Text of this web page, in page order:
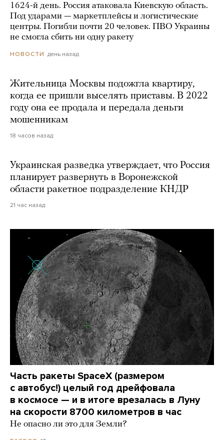
1624-й день. Россия атаковала Киевскую область.
Под ударами — маркетплейсы и логистические
центры. Погибли почти 20 человек. ПВО Украины
не смогла сбить ни одну ракету
НОВОСТИ день назад
Жительница Москвы подожгла квартиру,
когда ее пришли выселять приставы. В 2022
году она ее продала и передала деньги
мошенникам
18 часов назад
Украинская разведка утверждает, что Россия
планирует развернуть в Воронежской
области ракетное подразделение КНДР
21 час назад
Часть ракеты SpaceX (размером
с автобус!) целый год дрейфовала
в космосе — и в итоге врезалась в Луну
на скорости 8700 километров в час
Не опасно ли это для Земли?